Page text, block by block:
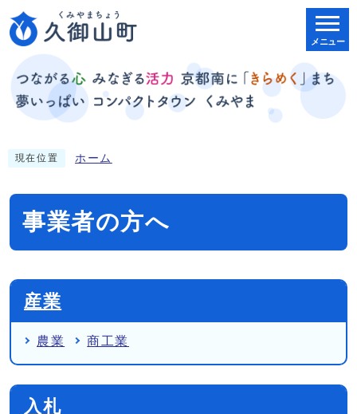
メニュー
現在位置 ホーム
事業者の方へ
産業
農業 商工業
入札